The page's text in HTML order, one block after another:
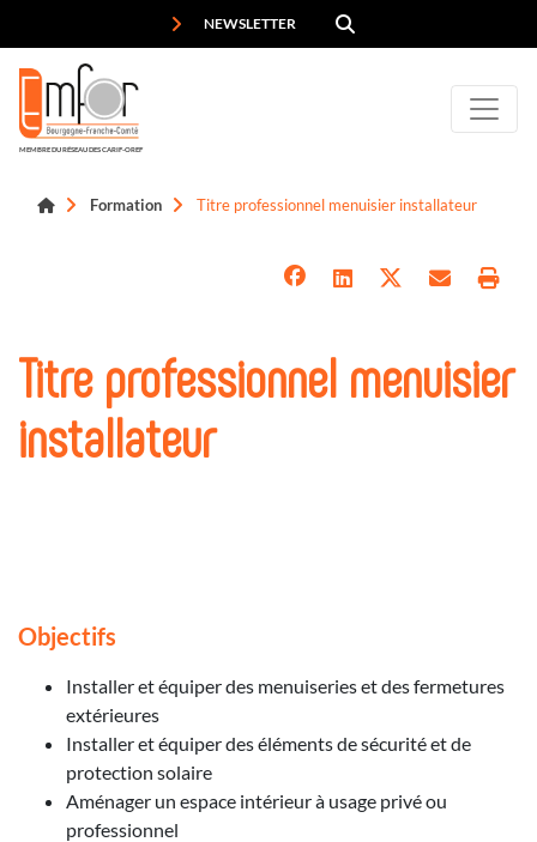
NEWSLETTER
MEMBRE DU RÉSEAU DES CARIF-OREF
Formation Titre professionnel menuisier installateur
Titre professionnel menuisier
installateur
Objectifs
Installer et équiper des menuiseries et des fermetures
extérieures
Installer et équiper des éléments de sécurité et de
protection solaire
Aménager un espace intérieur à usage privé ou
professionnel
Panneau de gestion des cookies